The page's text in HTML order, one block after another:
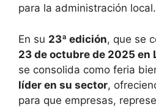
para la administración local.
En su 23ª edición, que se
23 de octubre de 2025 en
se consolida como feria
líder en su sector,
para que empresas,